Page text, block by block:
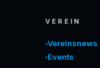
VEREIN
Vereinsnews
Events